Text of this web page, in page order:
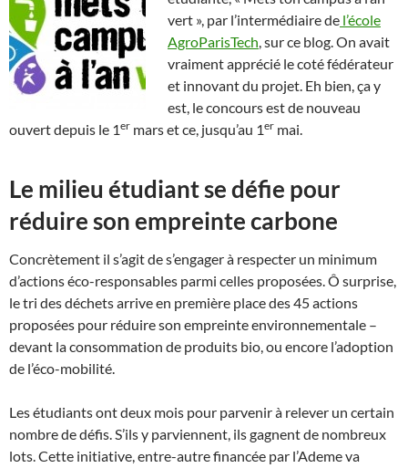
vert », par l’intermédiaire de l’école
AgroParisTech, sur ce blog. On avait
vraiment apprécié le coté fédérateur
et innovant du projet. Eh bien, ça y
est, le concours est de nouveau
ouvert depuis le 1er mars et ce, jusqu’au 1er mai.
Le milieu étudiant se défie pour
réduire son empreinte carbone
Concrètement il s’agit de s’engager à respecter un minimum
d’actions éco-responsables parmi celles proposées. Ô surprise,
le tri des déchets arrive en première place des 45 actions
proposées pour réduire son empreinte environnementale –
devant la consommation de produits bio, ou encore l’adoption
de l’éco-mobilité.
Les étudiants ont deux mois pour parvenir à relever un certain
nombre de défis. S’ils y parviennent, ils gagnent de nombreux
lots. Cette initiative, entre-autre financée par l’Ademe va